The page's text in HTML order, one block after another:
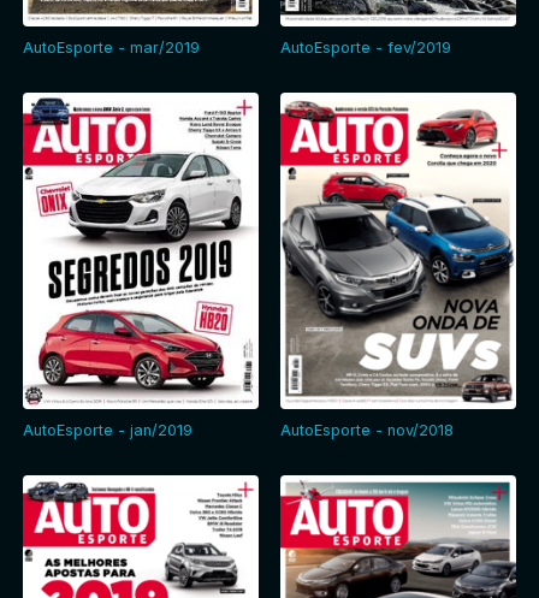
AutoEsporte - mar/2019 AutoEsporte - fev/2019
AutoEsporte - jan/2019 AutoEsporte - nov/2018